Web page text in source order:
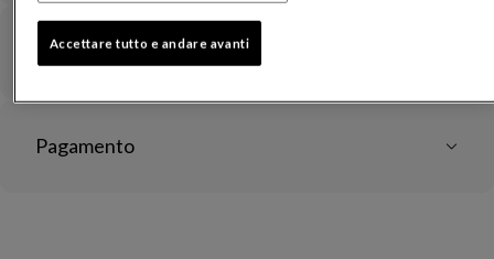
Tempi di consegna
Pagamento
Accettare tutto e andare avanti